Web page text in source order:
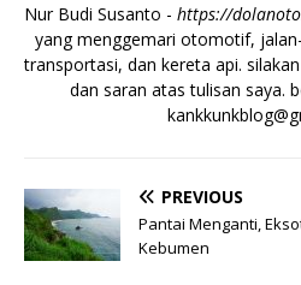
Nur Budi Susanto - https://
yang menggemari otomotif,
transportasi, dan kereta api.
dan saran atas tulisan saya.
PREVIOUS
Pantai Menganti,
Kebumen